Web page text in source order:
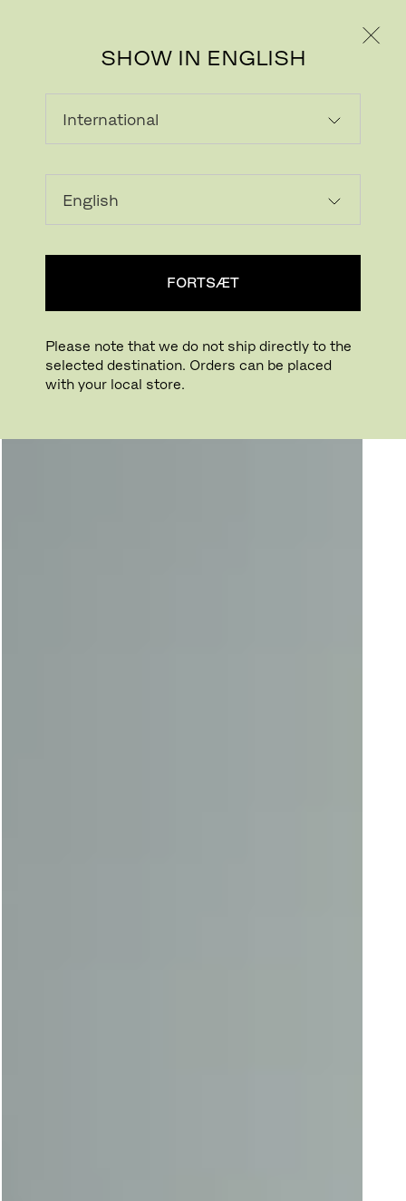
SHOW IN ENGLISH
FORTSÆT
Please note that we do not ship directly to the
selected destination. Orders can be placed
with your local store.